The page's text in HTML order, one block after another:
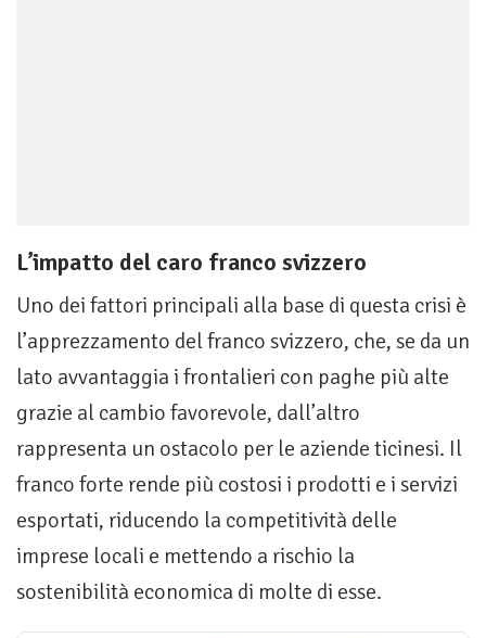
L’impatto del caro franco svizzero
Uno dei fattori principali alla base di questa crisi è
l’apprezzamento del franco svizzero, che, se da un
lato avvantaggia i frontalieri con paghe più alte
grazie al cambio favorevole, dall’altro
rappresenta un ostacolo per le aziende ticinesi. Il
franco forte rende più costosi i prodotti e i servizi
esportati, riducendo la competitività delle
imprese locali e mettendo a rischio la
sostenibilità economica di molte di esse.